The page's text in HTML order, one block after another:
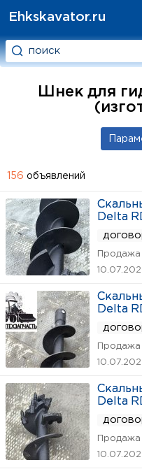
Ehkskavator.ru
Шнек для
156 объявлений
Delta
Продажа
Delta
Продажа
Delta
Продажа